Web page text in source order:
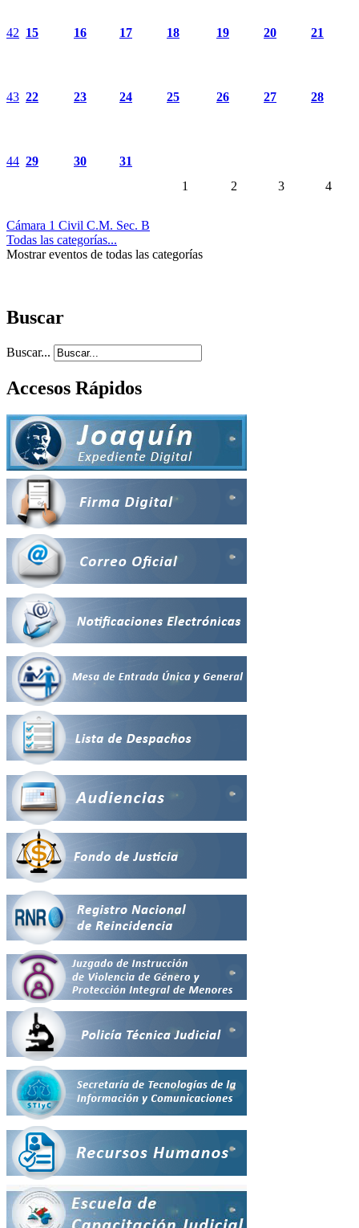
42 15 16 17 18 19 20 21
43 22 23 24 25 26 27 28
44 29 30
31
1
2 3 4
Cámara 1 Civil C.M. Sec. B
Todas las categorías...
Mostrar eventos de todas las categorías
Buscar
Buscar...
Accesos Rápidos